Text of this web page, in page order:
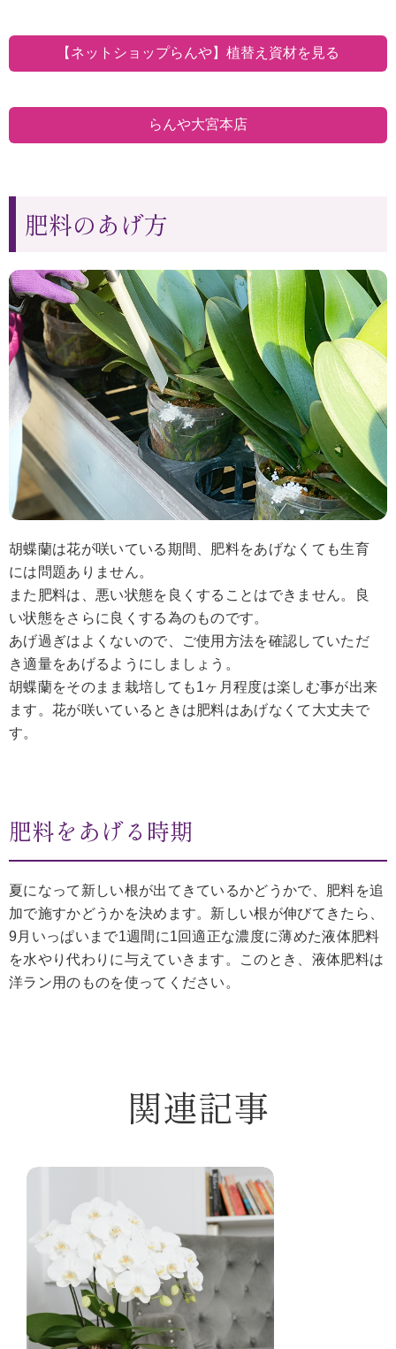
【ネットショップらんや】植替え資材を見る
らんや大宮本店
肥料のあげ方
胡蝶蘭は花が咲いている期間、肥料をあげなくても生育
には問題ありません。
また肥料は、悪い状態を良くすることはできません。良
い状態をさらに良くする為のものです。
あげ過ぎはよくないので、ご使用方法を確認していただ
き適量をあげるようにしましょう。
胡蝶蘭をそのまま栽培しても1ヶ月程度は楽しむ事が出来
ます。花が咲いているときは肥料はあげなくて大丈夫で
す。
肥料をあげる時期
夏になって新しい根が出てきているかどうかで、肥料を追
加で施すかどうかを決めます。新しい根が伸びてきたら、
9月いっぱいまで1週間に1回適正な濃度に薄めた液体肥料
を水やり代わりに与えていきます。このとき、液体肥料は
洋ラン用のものを使ってください。
関連記事